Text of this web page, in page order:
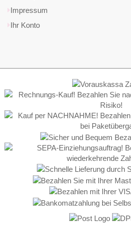
Impressum
Ihr Konto